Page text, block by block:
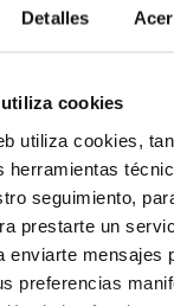
Detalles
cookies
utiliza cookies,
herramientas
seguimiento,
prestarte un
enviarte mensajes
preferencias
ESD
NET
DA2